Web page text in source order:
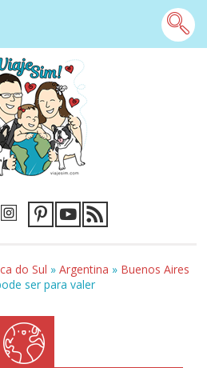
do Sul »Argentina » Buenos Aires
ser para valer